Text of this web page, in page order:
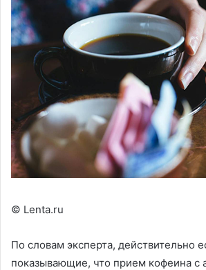
© Lenta.ru
По словам эксперта, действительно
показывающие, что прием кофеина с